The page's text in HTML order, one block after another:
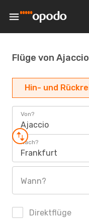
Flüge von
Hin- und
Von?
Ajaccio
Nach?
Frankfurt
Wann?
Direktflüge